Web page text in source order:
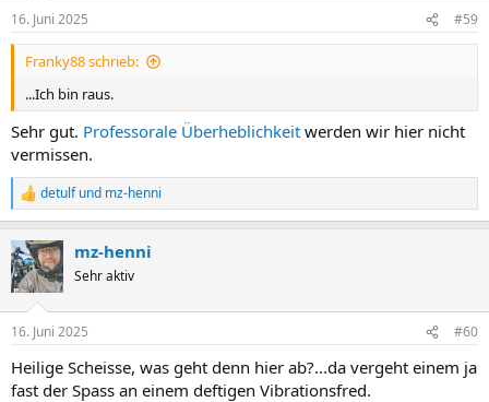
e
n
16. Juni 2025 #59
Franky88 schrieb:
...Ich bin raus.
Sehr gut. Professorale Überheblichkeit werden wir hier nicht
vermissen.
R
e
k
t
i
e
:
detulfund mz-henni
mz-henni
Sehr aktiv
16. Juni 2025 #60
Heilige Scheisse, was geht denn hier ab?...da vergeht einem ja
fast der Spass an einem deftigen Vibrationsfred.